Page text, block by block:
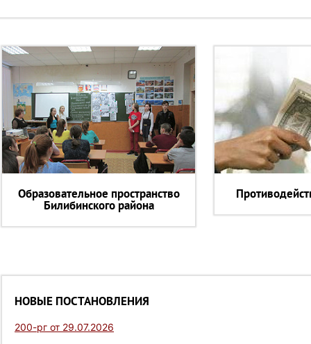
Образовательное пространство
Билибинского района
НОВЫЕ ПОСТАНОВЛЕНИЯ
200-рг от 29.07.2026